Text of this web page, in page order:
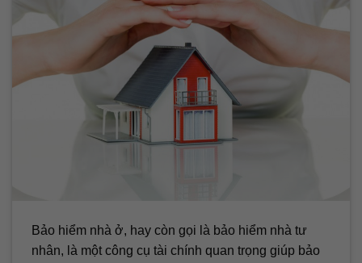
Bảo hiểm nhà ở, hay còn gọi là bảo hiểm nhà tư
nhân, là một công cụ tài chính quan trọng giúp bảo